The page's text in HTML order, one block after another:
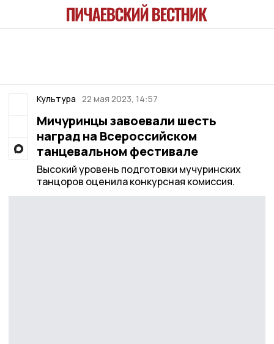
Культура 22 мая 2023, 14:57
Мичуринцы завоевали шесть
наград на Всероссийском
танцевальном фестивале
Высокий уровень подготовки мучуринских
танцоров оценила конкурсная комиссия.